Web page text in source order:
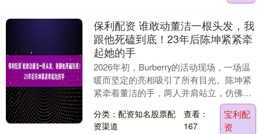
保利配资 谁敢动董洁一根头发，我
跟他死磕到底！23年后陈坤紧紧牵
起她的手
2026年初，Burberry的活动现场，一场温
暖而坚定的亮相吸引了所有目光。陈坤紧
紧牵着董洁的手，两人并肩站立，仿佛世
界上没有任何东西能将他们分开。陈坤身
着一....
分类：配资知名股票配
资渠道
查看：
167
宝利配
资